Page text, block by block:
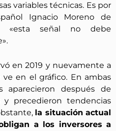
variables técnicas. Es por
Ignacio Moreno de
«esta señal no debe
en 2019 y nuevamente a
en el gráfico. En ambas
aparecieron después de
y precedieron tendencias
la situación actual
a los inversores a